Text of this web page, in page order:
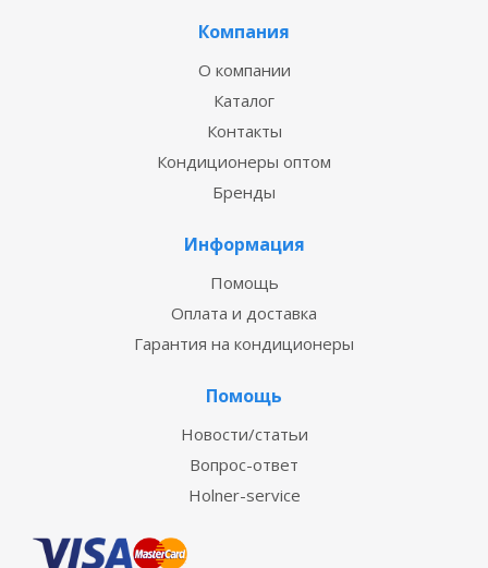
Компания
О компании
Каталог
Контакты
Кондиционеры оптом
Бренды
Информация
Помощь
Оплата и доставка
Гарантия на кондиционеры
Помощь
Новости/статьи
Вопрос-ответ
Holner-service